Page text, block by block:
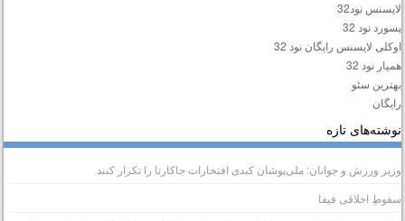
نود32
نود 32
لایسنس رایگان نود 32
نود 32
سئو
تازه
ورزش و جوانان: ملی‌پوشان کبدی افتخارات جاکارتا را تکرار کنند
اخلاقی فیفا